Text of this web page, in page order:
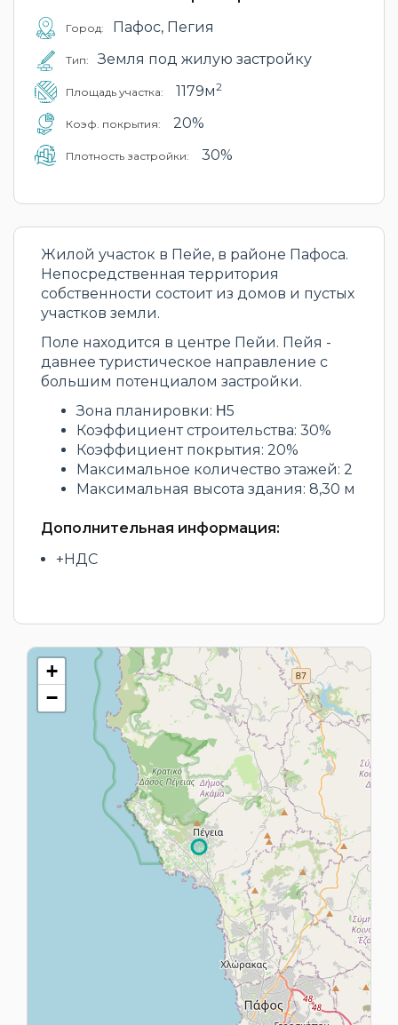
Город: Пафос, Пегия
Тип: Земля под жилую застройку
Площадь участка: 1179м2
Коэф. покрытия: 20%
Плотность застройки: 30%
Жилой участок в Пейе, в районе Пафоса.
Непосредственная территория
собственности состоит из домов и пустых
участков земли.
Поле находится в центре Пейи. Пейя -
давнее туристическое направление с
большим потенциалом застройки.
Зона планировки: Η5
Коэффициент строительства: 30%
Коэффициент покрытия: 20%
Максимальное количество этажей: 2
Максимальная высота здания: 8,30 м
Дополнительная информация:
+НДС
+
−